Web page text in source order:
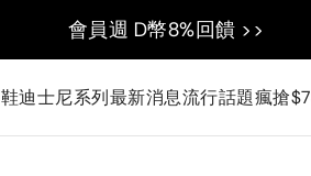
會員週 D幣8%回饋 >>
迪士尼系列最新消息流行話題瘋搶